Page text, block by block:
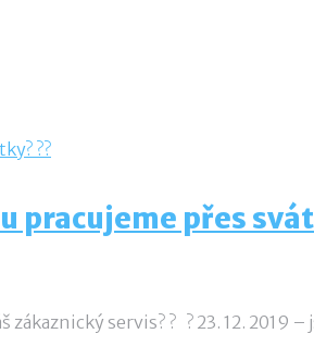
pracujeme přes
zákaznický servis? ? ? 23. 12. 2019